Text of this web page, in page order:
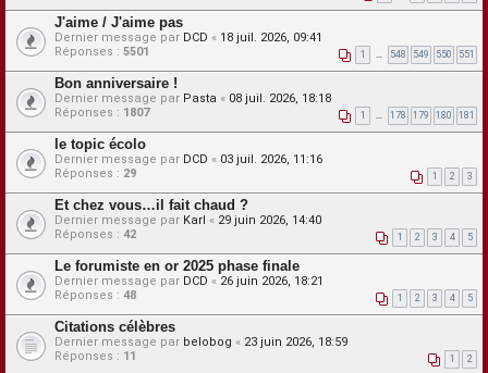
J'aime / J'aime pas
Dernier message par DCD « 18 juil. 2026, 09:41
Réponses : 5501 1 … 548 549 550 551
Bon anniversaire !
Dernier message par Pasta « 08 juil. 2026, 18:18
Réponses : 1807 1 … 178 179 180 181
le topic écolo
Dernier message par DCD « 03 juil. 2026, 11:16
Réponses : 29 1 2 3
Et chez vous…il fait chaud ?
Dernier message par Karl « 29 juin 2026, 14:40
Réponses : 42 1 2 3 4 5
Le forumiste en or 2025 phase finale
Dernier message par DCD « 26 juin 2026, 18:21
Réponses : 48 1 2 3 4 5
Citations célèbres
Dernier message par belobog « 23 juin 2026, 18:59
Réponses : 11 1 2